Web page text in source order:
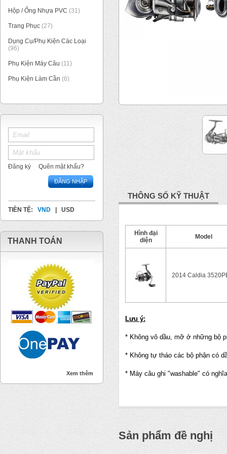
Hộp / Ống Nhựa PVC (31)
Trang Phục (27)
Dụng Cụ/Phụ Kiện Các Loại
(96)
Phụ Kiện Máy Câu (11)
Phụ Kiện Làm Cần (6)
Đăng ký Quên mật khẩu?
ĐĂNG NHẬP
TIỀN TỆ: VND USD
THANH TOÁN
Xem thêm
THÔNG SỐ KỸ THUẬT
Hình đại
diện
Model
2014 Caldia
Lưu ý:
* Không vô dầu, mỡ ở những bộ
* Không tự tháo các bộ phận có
* Máy câu ghi "washable" có
Sản phẩm đề nghị